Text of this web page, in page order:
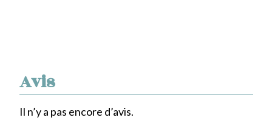
Avis
Il n’y a pas encore d’avis.